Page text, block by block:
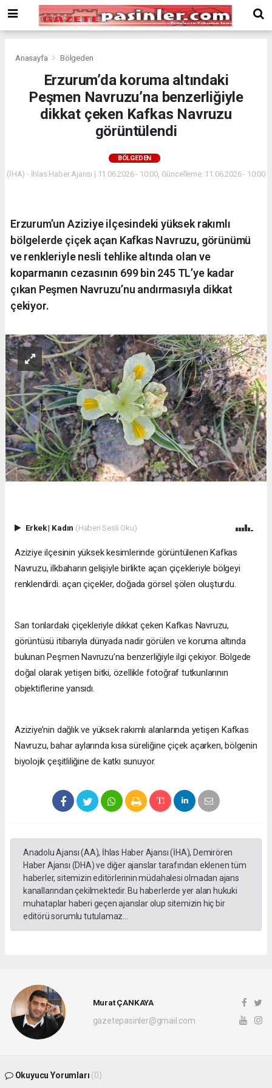
Bonusu
Veren
deneme
Bonus
Anasayfa Bölgeden
Erzurum’da koruma altındaki
Peşmen Navruzu’na benzerliğiyle
dikkat çeken Kafkas Navruzu
görüntülendi
BÖLGEDEN
(İHA) - İhlas Haber Ajansı | 11.06.2026 - 10:00, Güncelleme: 11.06.2026 - 10:00
Erzurum’un Aziziye ilçesindeki yüksek rakımlı
bölgelerde çiçek açan Kafkas Navruzu, görünümü
ve renkleriyle nesli tehlike altında olan ve
koparmanın cezasının 699 bin 245 TL’ye kadar
çıkan Peşmen Navruzu’nu andırmasıyla dikkat
çekiyor.
Erkek| Kadın (Haberi Sesli Oku)
Aziziye ilçesinin yüksek kesimlerinde görüntülenen Kafkas
Navruzu, ilkbaharın gelişiyle birlikte açan çiçekleriyle bölgeyi
renklendirdi. açan çiçekler, doğada görsel şölen oluşturdu.
Sarı tonlardaki çiçekleriyle dikkat çeken Kafkas Navruzu,
görüntüsü itibarıyla dünyada nadir görülen ve koruma altında
bulunan Peşmen Navruzu’na benzerliğiyle ilgi çekiyor. Bölgede
doğal olarak yetişen bitki, özellikle fotoğraf tutkunlarının
objektiflerine yansıdı.
Aziziye’nin dağlık ve yüksek rakımlı alanlarında yetişen Kafkas
Navruzu, bahar aylarında kısa süreliğine çiçek açarken, bölgenin
biyolojik çeşitliliğine de katkı sunuyor.
Anadolu Ajansı (AA), İhlas Haber Ajansı (İHA), Demirören
Haber Ajansı (DHA) ve diğer ajanslar tarafından eklenen tüm
haberler, sitemizin editörlerinin müdahalesi olmadan ajans
kanallarından çekilmektedir. Bu haberlerde yer alan hukuki
muhataplar haberi geçen ajanslar olup sitemizin hiç bir
editörü sorumlu tutulamaz...
Murat ÇANKAYA
gazetepasinler@gmail.com
Okuyucu Yorumları (0)